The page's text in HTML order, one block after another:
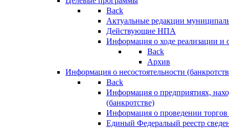
Back
Актуальные редакции
Действующие НПА
Информация о ходе реализации
Back
Архив
Информация о несостоятельности
Back
Информация о предприятиях,
(банкротстве)
Информация о проведении
Единый Федеральый реестр